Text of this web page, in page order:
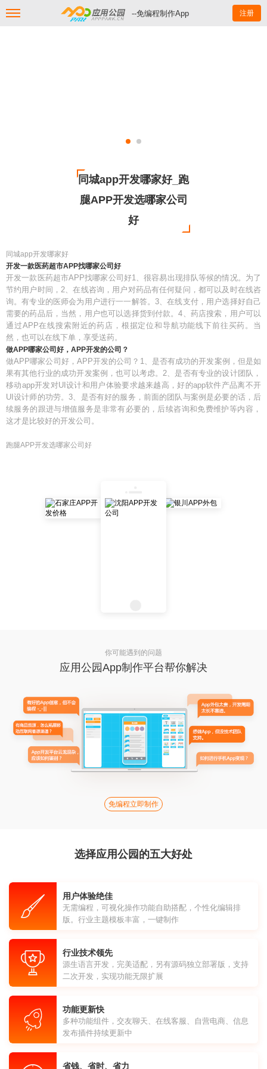
--免编程制作App 注册
同城app开发哪家好_跑
腿APP开发选哪家公司
好
同城app开发哪家好
开发一款医药超市APP找哪家公司好
开发一款医药超市APP找哪家公司好1、很容易出现排队等候的情况。为了
节约用户时间，2、在线咨询，用户对药品有任何疑问，都可以及时在线咨
询。有专业的医师会为用户进行一一解答。3、在线支付，用户选择好自己
需要的药品后，当然，用户也可以选择货到付款。4、药店搜索，用户可以
通过APP在线搜索附近的药店，根据定位和导航功能线下前往买药。当
然，也可以在线下单，享受送药。
做APP哪家公司好，APP开发的公司？
做APP哪家公司好，APP开发的公司？1、是否有成功的开发案例，但是如
果有其他行业的成功开发案例，也可以考虑。2、是否有专业的设计团队，
移动app开发对UI设计和用户体验要求越来越高，好的app软件产品离不开
UI设计师的功劳。3、是否有好的服务，前面的团队与案例是必要的话，后
续服务的跟进与增值服务是非常有必要的，后续咨询和免费维护等内容，
这才是比较好的开发公司。
跑腿APP开发选哪家公司好
你可能遇到的问题
应用公园App制作平台帮你解决
免编程立即制作
选择应用公园的五大好处
用户体验绝佳
无需编程，可视化操作功能自助搭配，个性化编辑排
版。行业主题模板丰富，一键制作
行业技术领先
源生语言开发，完美适配，另有源码独立部署版，支持
二次开发，实现功能无限扩展
功能更新快
多种功能组件，交友聊天、在线客服、自营电商、信息
发布插件持续更新中
省钱、省时、省力